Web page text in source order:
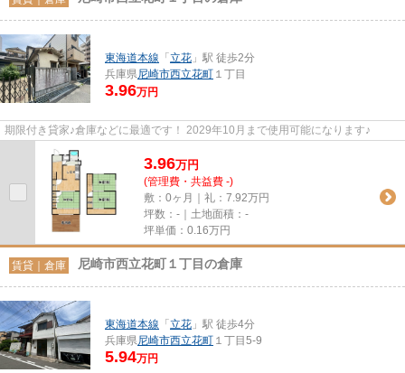
東海道本線 「 立花 」駅 徒歩2分
兵庫県尼崎市西立花町 １丁目
3.96万円
期限付き貸家♪倉庫などに最適です！ 2029年10月まで使用可能になります♪
3.96万円
(管理費・共益費 -)
敷：0ヶ月｜礼：7.92万円
坪数：-｜土地面積：-
坪単価： 0.16万円
賃貸｜倉庫 尼崎市西立花町１丁目の倉庫
東海道本線 「 立花 」駅 徒歩4分
兵庫県尼崎市西立花町 １丁目5-9
5.94万円